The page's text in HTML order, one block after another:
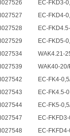
EC-FKD3-
EC-FKD4-
EC-
EC-FKD5-
WAK4.21-
WAK40-20/
EC-FK4-
EC-FK4.5-
EC-FK5-
EC-
EC-